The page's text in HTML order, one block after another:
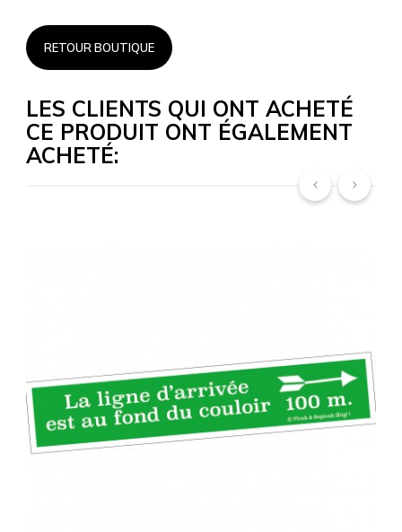
RETOUR BOUTIQUE
LES CLIENTS QUI ONT ACHETÉ
CE PRODUIT ONT ÉGALEMENT
ACHETÉ: